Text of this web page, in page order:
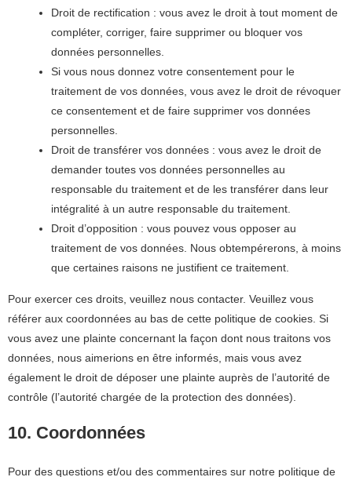
Droit de rectification : vous avez le droit à tout moment de
compléter, corriger, faire supprimer ou bloquer vos
données personnelles.
Si vous nous donnez votre consentement pour le
traitement de vos données, vous avez le droit de révoquer
ce consentement et de faire supprimer vos données
personnelles.
Droit de transférer vos données : vous avez le droit de
demander toutes vos données personnelles au
responsable du traitement et de les transférer dans leur
intégralité à un autre responsable du traitement.
Droit d’opposition : vous pouvez vous opposer au
traitement de vos données. Nous obtempérerons, à moins
que certaines raisons ne justifient ce traitement.
Pour exercer ces droits, veuillez nous contacter. Veuillez vous
référer aux coordonnées au bas de cette politique de cookies. Si
vous avez une plainte concernant la façon dont nous traitons vos
données, nous aimerions en être informés, mais vous avez
également le droit de déposer une plainte auprès de l’autorité de
contrôle (l’autorité chargée de la protection des données).
10. Coordonnées
Pour des questions et/ou des commentaires sur notre politique de